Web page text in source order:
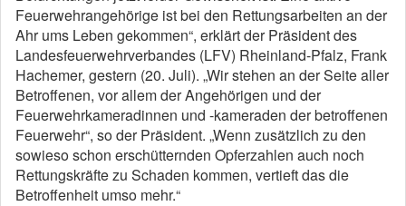
Feuerwehrangehörige ist bei den Rettungsarbeiten an der
Ahr ums Leben gekommen“, erklärt der Präsident des
Landesfeuerwehrverbandes (LFV) Rheinland-Pfalz, Frank
Hachemer, gestern (20. Juli). „Wir stehen an der Seite aller
Betroffenen, vor allem der Angehörigen und der
Feuerwehrkameradinnen und -kameraden der betroffenen
Feuerwehr“, so der Präsident. „Wenn zusätzlich zu den
sowieso schon erschütternden Opferzahlen auch noch
Rettungskräfte zu Schaden kommen, vertieft das die
Betroffenheit umso mehr.“